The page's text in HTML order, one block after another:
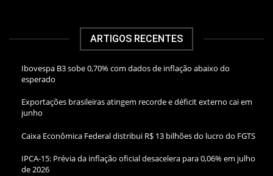
ARTIGOS RECENTES
Ibovespa B3 sobe 0,70% com dados de inflação abaixo do
esperado
Exportações brasileiras atingem recorde e déficit externo cai em
junho
Caixa Econômica Federal distribui R$ 13 bilhões do lucro do FGTS
IPCA-15: Prévia da inflação oficial desacelera para 0,06% em julho
de 2026